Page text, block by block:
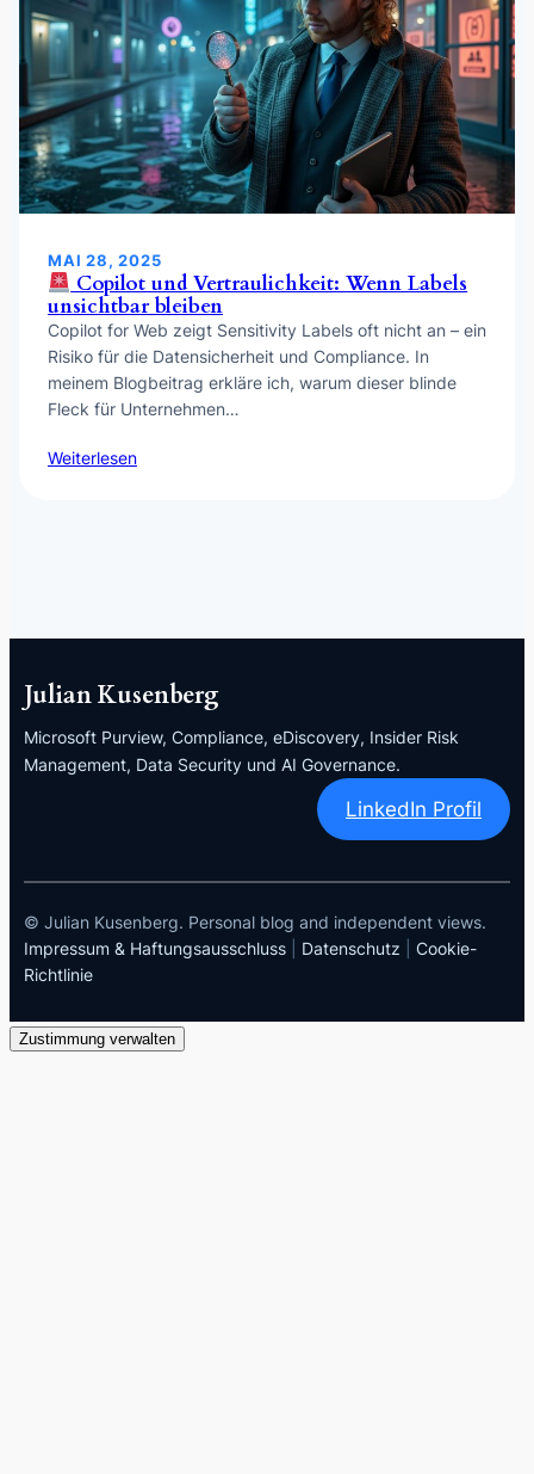
MAI 28, 2025
Copilot und Vertraulichkeit: Wenn Labels
unsichtbar bleiben
Copilot for Web zeigt Sensitivity Labels oft nicht an – ein
Risiko für die Datensicherheit und Compliance. In
meinem Blogbeitrag erkläre ich, warum dieser blinde
Fleck für Unternehmen…
Weiterlesen
Julian Kusenberg
Microsoft Purview, Compliance, eDiscovery, Insider Risk
Management, Data Security und AI Governance.
LinkedIn Profil
© Julian Kusenberg. Personal blog and independent views.
Impressum & Haftungsausschluss
Datenschutz
Cookie-
Richtlinie
Zustimmung verwalten